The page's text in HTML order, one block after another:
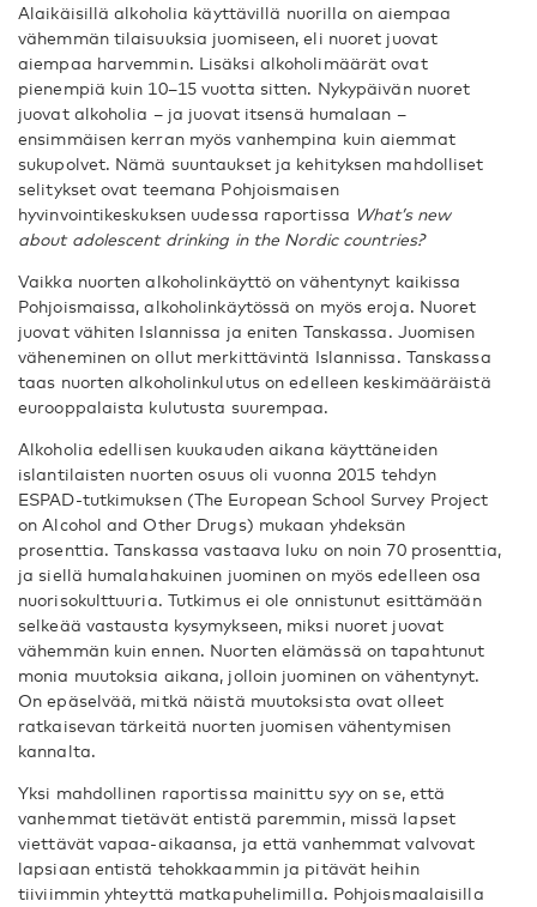
Alaikäisillä alkoholia käyttävillä nuorilla on aiempaa
vähemmän tilaisuuksia juomiseen, eli nuoret juovat
aiempaa harvemmin. Lisäksi alkoholimäärät ovat
pienempiä kuin 10–15 vuotta sitten. Nykypäivän nuoret
juovat alkoholia – ja juovat itsensä humalaan –
ensimmäisen kerran myös vanhempina kuin aiemmat
sukupolvet. Nämä suuntaukset ja kehityksen mahdolliset
selitykset ovat teemana Pohjoismaisen
hyvinvointikeskuksen uudessa raportissa What’s new
about adolescent drinking in the Nordic countries?
Vaikka nuorten alkoholinkäyttö on vähentynyt kaikissa
Pohjoismaissa, alkoholinkäytössä on myös eroja. Nuoret
juovat vähiten Islannissa ja eniten Tanskassa. Juomisen
väheneminen on ollut merkittävintä Islannissa. Tanskassa
taas nuorten alkoholinkulutus on edelleen keskimääräistä
eurooppalaista kulutusta suurempaa.
Alkoholia edellisen kuukauden aikana käyttäneiden
islantilaisten nuorten osuus oli vuonna 2015 tehdyn
ESPAD-tutkimuksen (The European School Survey Project
on Alcohol and Other Drugs) mukaan yhdeksän
prosenttia. Tanskassa vastaava luku on noin 70 prosenttia,
ja siellä humalahakuinen juominen on myös edelleen osa
nuorisokulttuuria. Tutkimus ei ole onnistunut esittämään
selkeää vastausta kysymykseen, miksi nuoret juovat
vähemmän kuin ennen. Nuorten elämässä on tapahtunut
monia muutoksia aikana, jolloin juominen on vähentynyt.
On epäselvää, mitkä näistä muutoksista ovat olleet
ratkaisevan tärkeitä nuorten juomisen vähentymisen
kannalta.
Yksi mahdollinen raportissa mainittu syy on se, että
vanhemmat tietävät entistä paremmin, missä lapset
viettävät vapaa-aikaansa, ja että vanhemmat valvovat
lapsiaan entistä tehokkaammin ja pitävät heihin
tiiviimmin yhteyttä matkapuhelimilla. Pohjoismaalaisilla